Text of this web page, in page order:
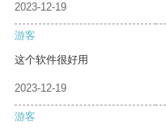
2023-12-19
游客
这个软件很好用
2023-12-19
游客